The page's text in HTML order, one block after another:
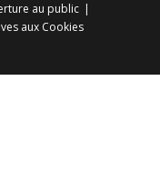
au public
aux Cookies